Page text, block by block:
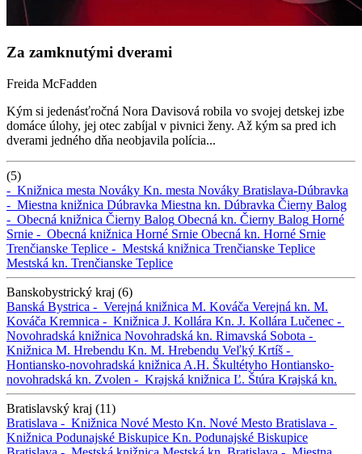
Za zamknutými dverami
Freida McFadden
Kým si jedenásťročná Nora Davisová robila vo svojej detskej izbe
domáce úlohy, jej otec zabíjal v pivnici ženy. Až kým sa pred ich
dverami jedného dňa neobjavila polícia...
(5)
- Knižnica mesta Nováky Kn. mesta Nováky Bratislava-Dúbravka
- Miestna knižnica Dúbravka Miestna kn. Dúbravka Čierny Balog
- Obecná knižnica Čierny Balog Obecná kn. Čierny Balog Horné
Srnie - Obecná knižnica Horné Srnie Obecná kn. Horné Srnie
Trenčianske Teplice - Mestská knižnica Trenčianske Teplice
Mestská kn. Trenčianske Teplice
Banskobystrický kraj (6)
Banská Bystrica - Verejná knižnica M. Kováča Verejná kn. M.
Kováča Kremnica - Knižnica J. Kollára Kn. J. Kollára Lučenec -
Novohradská knižnica Novohradská kn. Rimavská Sobota -
Knižnica M. Hrebendu Kn. M. Hrebendu Veľký Krtíš -
Hontiansko-novohradská knižnica A.H. Škultétyho Hontiansko-
novohradská kn. Zvolen - Krajská knižnica Ľ. Štúra Krajská kn.
Bratislavský kraj (11)
Bratislava - Knižnica Nové Mesto Kn. Nové Mesto Bratislava -
Knižnica Podunajské Biskupice Kn. Podunajské Biskupice